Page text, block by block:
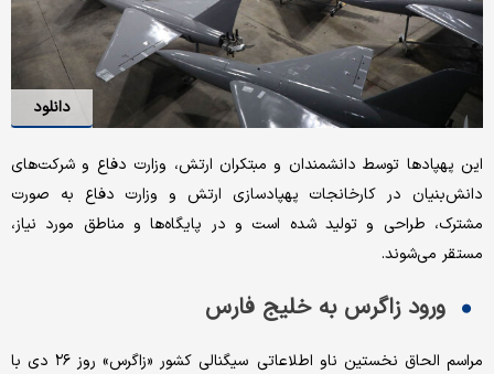
دانلود
این پهپادها توسط دانشمندان و مبتکران ارتش، وزارت دفاع و شرکت‌های
دانش‌بنیان در کارخانجات پهپادسازی ارتش و وزارت دفاع به صورت
مشترک، طراحی و تولید شده است و در پایگاه‌ها و مناطق مورد نیاز،
مستقر می‌شوند.
ورود زاگرس به خلیج فارس
مراسم الحاق نخستین ناو اطلاعاتی سیگنالی کشور «زاگرس» روز ۲۶ دی با